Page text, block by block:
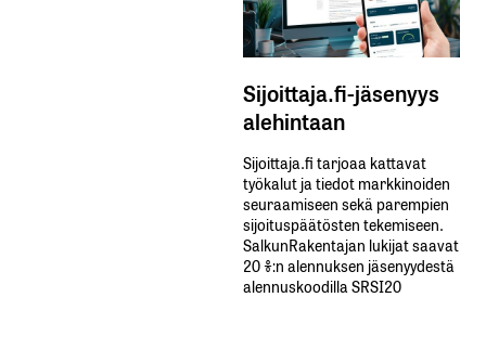
Sijoittaja.fi-jäsenyys
alehintaan
Sijoittaja.fi tarjoaa kattavat
työkalut ja tiedot markkinoiden
seuraamiseen sekä parempien
sijoituspäätösten tekemiseen.
SalkunRakentajan lukijat saavat
20 %:n alennuksen jäsenyydestä
alennuskoodilla SRSI20